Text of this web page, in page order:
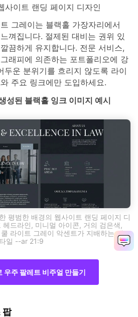
사이트 랜딩 페이지 디자인
그레이는 블랙홀 가장자리에서
껴집니다. 절제된 대비는 권위 있
끔하게 유지합니다. 전문 서비스,
래피에 의존하는 포트폴리오에 강
두운 분위기를 흐리지 않도록 라이
주요 링크에만 도입하세요.
성된 블랙홀 잉크 이미지 예시
평범한 배경의 웹사이트 랜딩 페이지 디
드라인, 미니멀 아이콘, 거의 검은색,
라이트 그레이 악센트가 지배하는 색
일 --ar 21:9
우주 팔레트 비주얼 만들기
팝